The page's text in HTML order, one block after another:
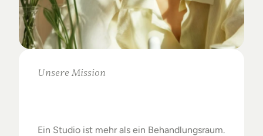
Unsere Mission
Ein Studio ist mehr als ein Behandlungsraum.